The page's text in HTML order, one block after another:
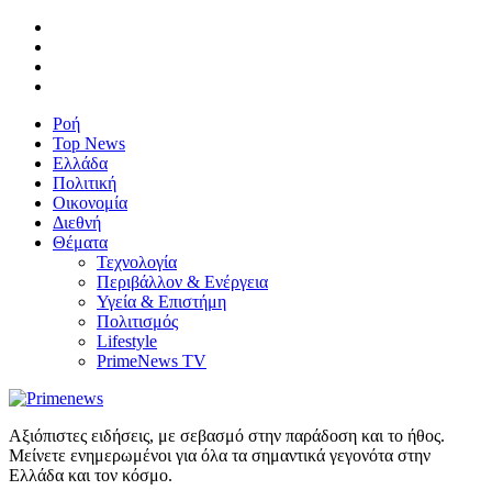
Ροή
Top News
Ελλάδα
Πολιτική
Οικονομία
Διεθνή
Θέματα
Τεχνολογία
Περιβάλλον & Ενέργεια
Υγεία & Επιστήμη
Πολιτισμός
Lifestyle
PrimeNews TV
Αξιόπιστες ειδήσεις, με σεβασμό στην παράδοση και το ήθος.
Μείνετε ενημερωμένοι για όλα τα σημαντικά γεγονότα στην
Ελλάδα και τον κόσμο.